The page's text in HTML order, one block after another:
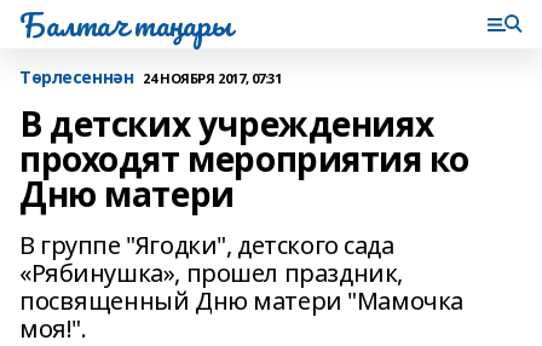
Балтач таңнары
Tөрлесеннән 24 НОЯБРЯ 2017, 07:31
В детских учреждениях
проходят мероприятия ко
Дню матери
В группе "Ягодки", детского сада
«Рябинушка», прошел праздник,
посвященный Дню матери "Мамочка
моя!".